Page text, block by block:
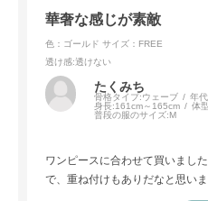
華奢な感じが素敵
色：ゴールド サイズ：FREE
透け感:透けない
たくみち
骨格タイプ:ウェーブ 年
身長:161cm～165cm 体
普段の服のサイズ:M
ワンピースに合わせて買いまし
で、重ね付けもありだなと思いま